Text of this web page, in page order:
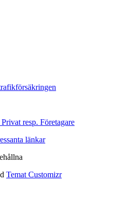
resp. Företagare
länkar
Temat Customizr